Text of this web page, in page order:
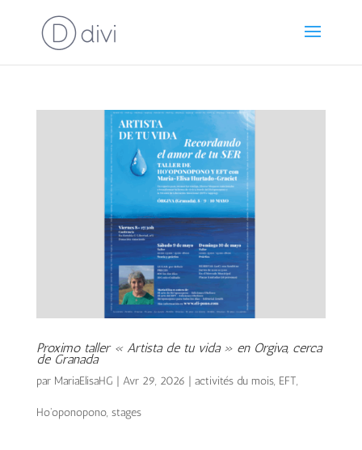
Proximo taller « Artista de tu vida » en Orgiva, cerca
de Granada
par MariaElisaHG | Avr 29, 2026 | activités du mois, EFT,
Ho'oponopono, stages